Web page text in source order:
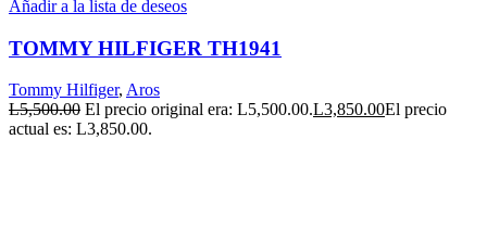
Añadir a la lista de deseos
TOMMY HILFIGER TH1941
Tommy Hilfiger, Aros
L5,500.00 El precio original era: L5,500.00.L3,850.00El precio
actual es: L3,850.00.